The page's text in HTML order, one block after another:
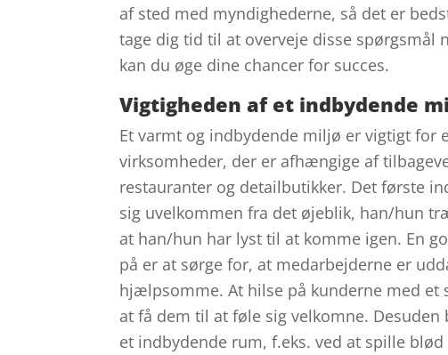
af sted med myndighederne, så det er
tage dig tid til at overveje disse spørgsmål
kan du øge dine chancer for succes.
Vigtigheden af et indbydende
Et varmt og indbydende miljø er vigtigt
virksomheder, der er afhængige af
restauranter og detailbutikker. Det første
sig uvelkommen fra det øjeblik, han/hun
at han/hun har lyst til at komme igen. En
på er at sørge for, at medarbejderne er
hjælpsomme. At hilse på kunderne med
at få dem til at føle sig velkomne.
et indbydende rum, f.eks. ved at spille